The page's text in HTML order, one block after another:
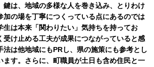
鍵は、地域の多様な人を巻き込み、とりわけ
加の場を丁寧につくっている点にあるのでは
生は本来「関わりたい」気持ちを持ってお
受け止める工夫が成果につながっていると感
法は他地域にもPRし、県の施策にも参考とし
ます。さらに、町職員が土日も含め住民と一